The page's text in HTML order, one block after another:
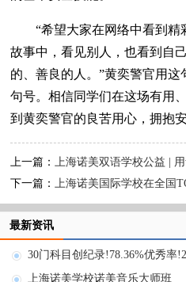
“希望大家在网络中看到精
故事中，看见别人，也看到自
的、善良的人。”黄奕警官用
句号。相信同学们在这场有用
到黄奕警官的良苦用心，拥抱
上一篇：上海诺美双语学校公益 |
下一篇：上海诺美国际学校在全国TOP10芯片
最新资讯
上海诺美学校诺美音乐大师班